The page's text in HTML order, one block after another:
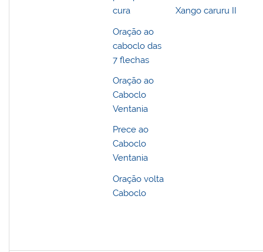
cura
Oração ao
caboclo das
7 flechas
Oração ao
Caboclo
Ventania
Prece ao
Caboclo
Ventania
Oração volta
Caboclo
Xango caruru II